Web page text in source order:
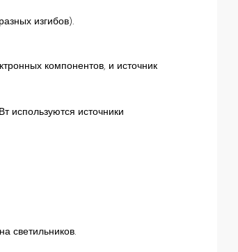
изгибов).
компонентов, и источник
используются источники
светильников.